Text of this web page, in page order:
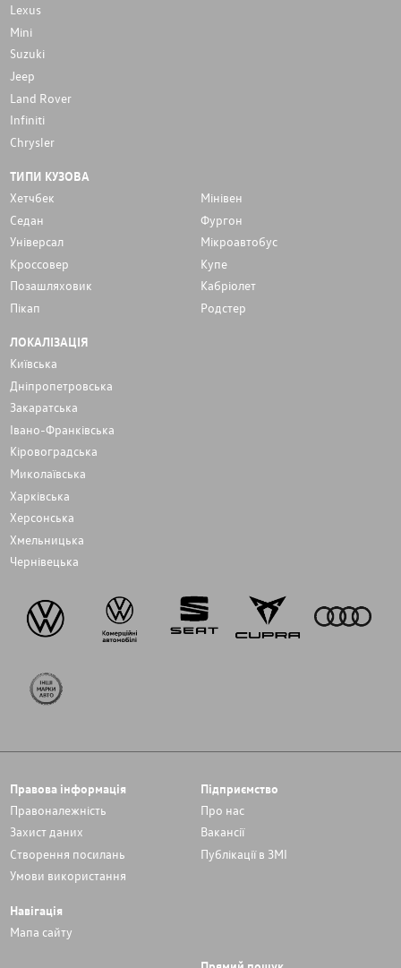
Lexus
Mini
Suzuki
Jeep
Land Rover
Infiniti
Chrysler
ТИПИ КУЗОВА
Хетчбек
Мінівен
Седан
Фургон
Унiверсал
Мікроавтобус
Кроссовер
Купе
Позашляховик
Кабріолет
Пікап
Родстер
ЛОКАЛІЗАЦІЯ
Київська
Дніпропетровська
Закаратська
Івано-Франківська
Кіровоградська
Миколаївська
Харківська
Херсонська
Хмельницька
Чернівецька
Правова інформація
Правоналежність
Захист даних
Cтворення посилань
Умови використання
Підприємство
Про нас
Вакансії
Публікації в ЗМІ
Навігація
Мапа сайту